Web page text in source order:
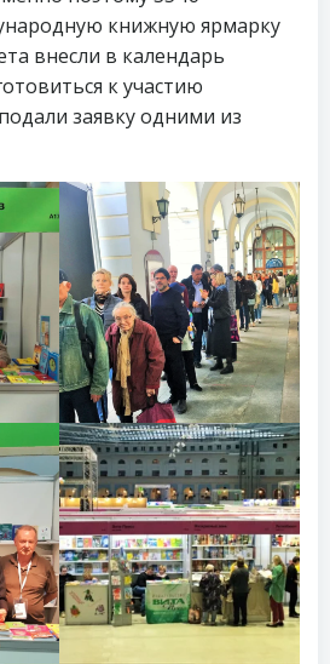
книжную ярмарку
внесли в календарь
к участию
заявку одними из